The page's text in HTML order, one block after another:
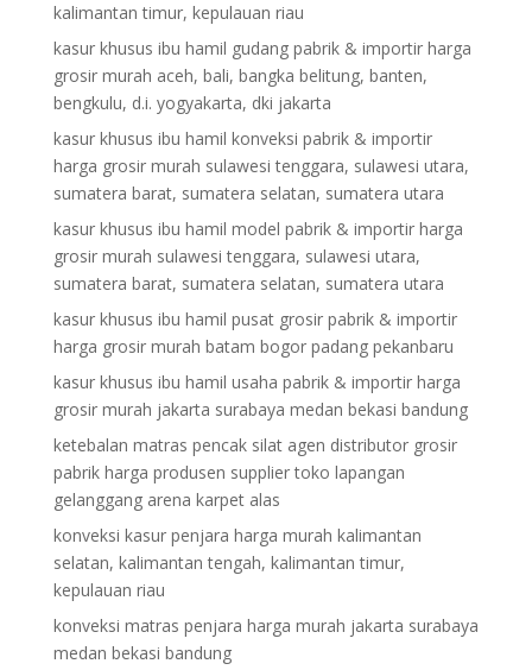
kalimantan timur, kepulauan riau
kasur khusus ibu hamil gudang pabrik & importir harga
grosir murah aceh, bali, bangka belitung, banten,
bengkulu, d.i. yogyakarta, dki jakarta
kasur khusus ibu hamil konveksi pabrik & importir
harga grosir murah sulawesi tenggara, sulawesi utara,
sumatera barat, sumatera selatan, sumatera utara
kasur khusus ibu hamil model pabrik & importir harga
grosir murah sulawesi tenggara, sulawesi utara,
sumatera barat, sumatera selatan, sumatera utara
kasur khusus ibu hamil pusat grosir pabrik & importir
harga grosir murah batam bogor padang pekanbaru
kasur khusus ibu hamil usaha pabrik & importir harga
grosir murah jakarta surabaya medan bekasi bandung
ketebalan matras pencak silat agen distributor grosir
pabrik harga produsen supplier toko lapangan
gelanggang arena karpet alas
konveksi kasur penjara harga murah kalimantan
selatan, kalimantan tengah, kalimantan timur,
kepulauan riau
konveksi matras penjara harga murah jakarta surabaya
medan bekasi bandung